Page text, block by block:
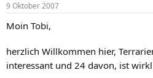
9 Oktober 2007
Moin Tobi,
herzlich Willkommen hier,
interessant und 24 davon, ist